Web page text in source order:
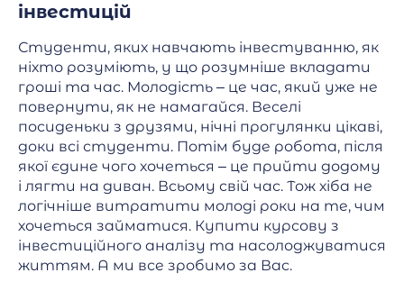
інвестицій
Студенти, яких навчають інвестуванню, як
ніхто розуміють, у що розумніше вкладати
гроші та час. Молодість – це час, який уже не
повернути, як не намагайся. Веселі
посиденьки з друзями, нічні прогулянки цікаві,
доки всі студенти. Потім буде робота, після
якої єдине чого хочеться – це прийти додому
і лягти на диван. Всьому свій час. Тож хіба не
логічніше витратити молоді роки на те, чим
хочеться займатися. Купити курсову з
інвестиційного аналізу та насолоджуватися
життям. А ми все зробимо за Вас.